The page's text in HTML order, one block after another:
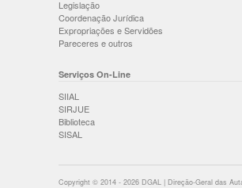
Legislação
Coordenação Jurídica
Expropriações e Servidões
Pareceres e outros
Serviços On-Line
SIIAL
SIRJUE
Biblioteca
SISAL
Copyright © 2014 - 2026 DGAL | Direção-Geral das